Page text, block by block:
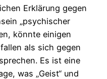
Erklärung gegen
„psychischer
könnte einigen
als sich gegen
Es ist eine
was „Geist“ und